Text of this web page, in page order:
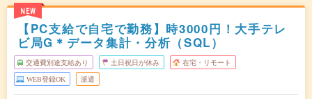
NEW
【PC支給で自宅で勤務】時3000円！大手テレ
ビ局G＊データ集計・分析（SQL）
交通費別途支給あり 土日祝日が休み 在宅・リモート
WEB登録OK 派遣